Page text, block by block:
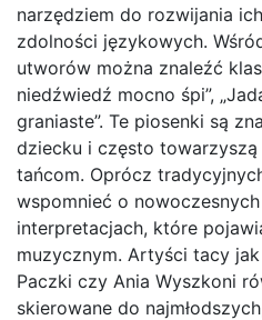
narzędziem do rozwijania
zdolności językowych.
utworów można znaleźć
niedźwiedź mocno śpi”,
graniaste”. Te piosenki są
dziecku i często
tańcom. Oprócz
wspomnieć o
interpretacjach, które
muzycznym. Artyści tacy
Paczki czy Ania Wyszkoni
skierowane do